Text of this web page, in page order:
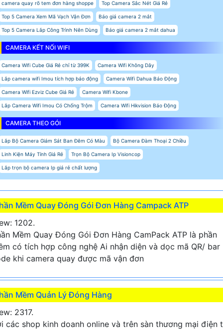
camera quay rõ tem đơn hàng shoppe Top Camera Sắc Nét Giá Rẻ
Top 5 Camera Xem Mã Vạch Vận Đơn Báo giá camera 2 mắt
Top 5 Camera Lắp Công Trình Nên Dùng Báo giá camera 2 mắt dahua
CAMERA KẾT NỐI WIFI
Camera Wifi Cube Giá Rẻ chỉ từ 399K Camera Wifi Không Dây
Lắp camera wifi Imou tích hợp báo động Camera Wifi Dahua Báo Động
Camera Wifi Ezviz Cube Giá Rẻ Camera Wifi Kbone
Lắp Camera Wifi Imou Có Chống Trộm Camera Wifi Hikvision Báo Động
CAMERA THEO GÓI
Lắp Bộ Camera Giám Sát Ban Đêm Có Màu Bộ Camera Đàm Thoại 2 Chiều
Linh Kiện Máy Tính Giá Rẻ Trọn Bộ Camera Ip Visioncop
Lắp trọn bộ camera Ip giá rẻ chất lượng
Mềm Quay Đóng Gói Đơn Hàng Campack ATP
1202.
Mềm Quay Đóng Gói Đơn Hàng CamPack ATP là phần
có tích hợp công nghệ Ai nhận diện và dọc mã QR/ bar
khi camera quay được mã vận đơn
Mềm Quản Lý Đóng Hàng
2317.
các shop kinh doanh online và trên sàn thương mại điện